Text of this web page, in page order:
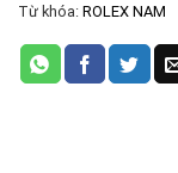
Từ khóa: ROLEX NAM